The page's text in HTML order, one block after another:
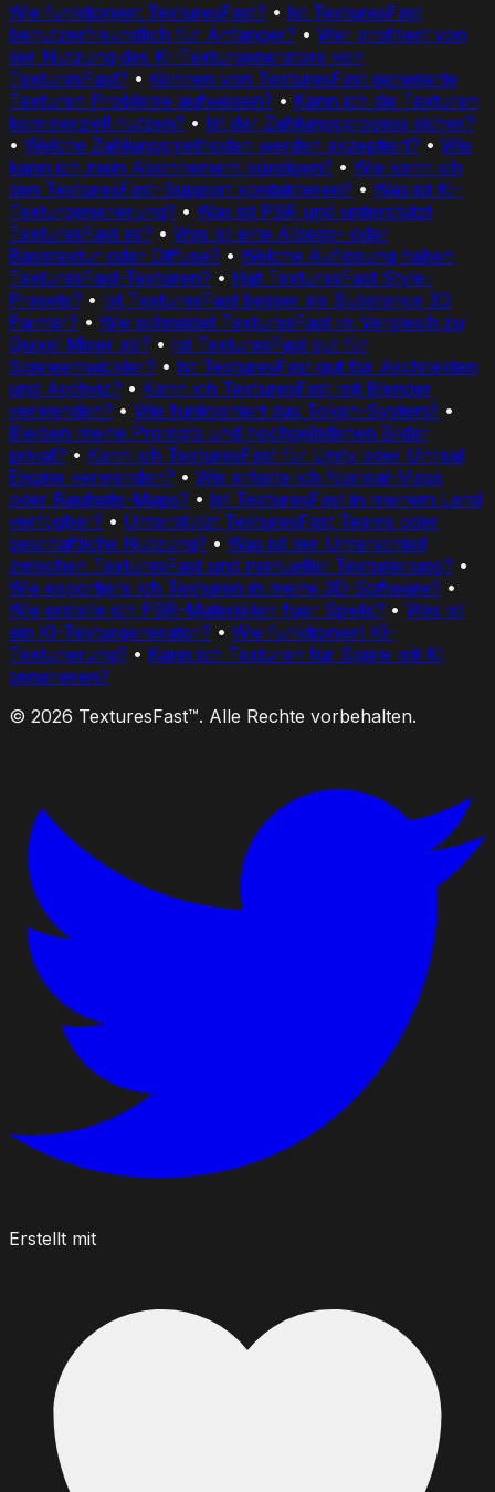
Wie funktioniert TexturesFast? • Ist TexturesFast
benutzerfreundlich für Anfänger? • Wer profitiert von
der Nutzung des KI-Texturgenerators von
TexturesFast? • Können von TexturesFast generierte
Texturen Probleme aufweisen? • Kann ich die Texturen
kommerziell nutzen? • Ist der Zahlungsprozess sicher?
• Welche Zahlungsmethoden werden akzeptiert? • Wie
kann ich mein Abonnement kündigen? • Wie kann ich
den TexturesFast-Support kontaktieren? • Was ist KI-
Texturgenerierung? • Was ist PBR und unterstützt
TexturesFast es? • Was ist eine Albedo- oder
Basistextur oder Diffuse? • Welche Auflösung haben
TexturesFast-Texturen? • Hat TexturesFast Style-
Presets? • Ist TexturesFast besser als Substance 3D
Painter? • Wie schneidet TexturesFast im Vergleich zu
Quixel Mixer ab? • Ist TexturesFast gut für
Spieleentwickler? • Ist TexturesFast gut für Architekten
und Archviz? • Kann ich TexturesFast mit Blender
verwenden? • Wie funktioniert das Token-System? •
Bleiben meine Prompts und hochgeladenen Bilder
privat? • Kann ich TexturesFast für Unity oder Unreal
Engine verwenden? • Wie erhalte ich Normal-Maps
oder Rauheits-Maps? • Ist TexturesFast in meinem Land
verfügbar? • Unterstützt TexturesFast Teams oder
geschäftliche Nutzung? • Was ist der Unterschied
zwischen TexturesFast und manueller Texturierung? •
Wie exportiere ich Texturen in meine 3D-Software? •
Wie erstelle ich PBR-Materialien fuer Spiele? • Was ist
ein KI-Texturgenerator? • Wie funktioniert KI-
Texturierung? • Kann ich Texturen für Spiele mit KI
generieren?
© 2026 TexturesFast™. Alle Rechte vorbehalten.
Erstellt mit